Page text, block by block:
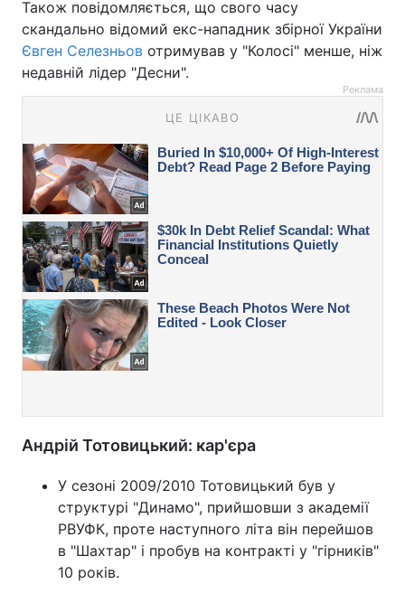
Також повідомляється, що свого часу
скандально відомий екс-нападник збірної України
Євген Селезньов отримував у "Колосі" менше, ніж
недавній лідер "Десни".
Реклама
Андрій Тотовицький: кар'єра
У сезоні 2009/2010 Тотовицький був у
структурі "Динамо", прийшовши з академії
РВУФК, проте наступного літа він перейшов
в "Шахтар" і пробув на контракті у "гірників"
10 років.